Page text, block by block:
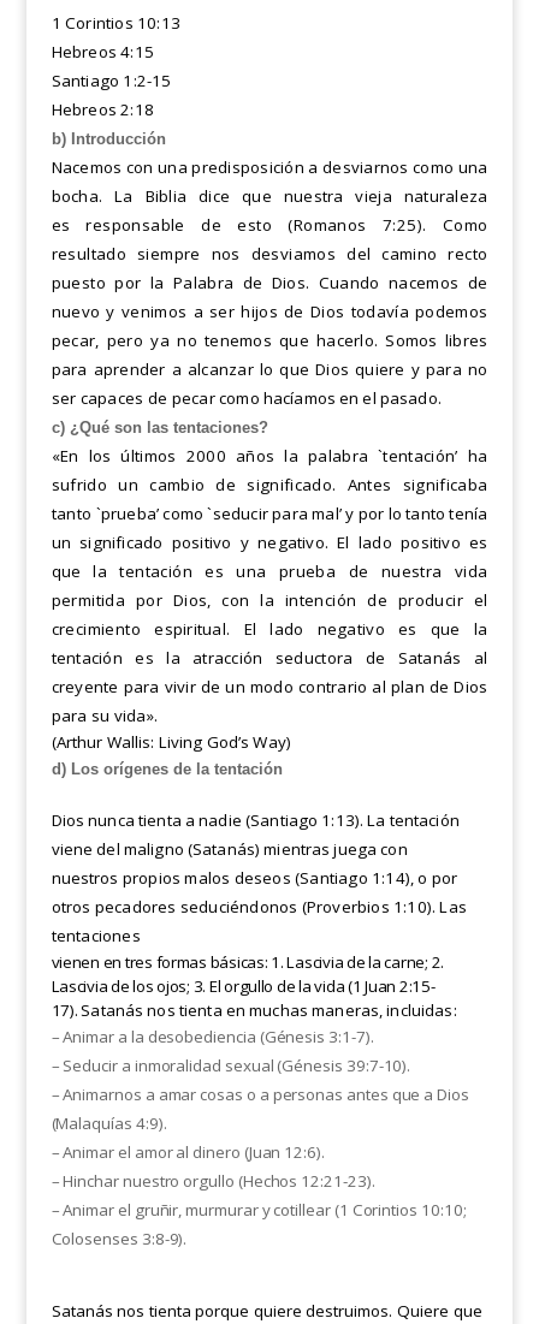
1 Corintios 10:13
Hebreos 4:15
Santiago 1:2-15
Hebreos 2:18
b) Introducción
Nacemos con una predisposición a desviarnos como una
bocha. La Biblia dice que nuestra vieja naturaleza
esresponsable de esto (Romanos 7:25). Como
resultado siempre nos desviamos del camino recto
puesto por laPalabra de Dios. Cuando nacemos de
nuevo y venimos a ser hijos de Dios todavía podemos
pecar, pero ya notenemos que hacerlo. Somos libres
para aprender a alcanzar lo que Dios quiere y para no
ser capaces de pecarcomo hacíamos en el pasado.
c) ¿Qué son las tentaciones?
«En los últimos 2000 años la palabra `tentación’ ha
sufrido un cambio de significado. Antes significaba
tanto `prueba’ como `seducir para mal’ y por lo tanto tenía
un significado positivo y negativo. El lado positivo es
quela tentación es una prueba de nuestra vida
permitida por Dios, con la intención de producir el
crecimientoespiritual. El lado negativo es que la
tentación es la atracción seductora de Satanás al
creyente para vivir de un modo contrario al plan de Dios
para su vida».
(Arthur Wallis: Living God’s Way)
d) Los orígenes de la tentación
Dios nunca tienta a nadie (Santiago 1:13). La tentación
viene del maligno (Satanás) mientras juega con
nuestros propios malos deseos (Santiago 1:14), o por
otros pecadores seduciéndonos (Proverbios 1:10). Las
tentaciones
vienen en tres formas básicas: 1. Lascivia de la carne; 2.
Lascivia de los ojos; 3. El orgullo de la vida (1 Juan 2:15-
17).Satanás nos tienta en muchas maneras, incluidas:
– Animar a la desobediencia (Génesis 3:1-7).
– Seducir a inmoralidad sexual (Génesis 39:7-10).
– Animarnos a amar cosas o a personas antes que a Dios
(Malaquías 4:9).
– Animar el amor al dinero (Juan 12:6).
– Hinchar nuestro orgullo (Hechos 12:21-23).
– Animar el gruñir, murmurar y cotillear (1 Corintios 10:10;
Colosenses 3:8-9).
Satanás nos tienta porque quiere destruimos. Quiere que